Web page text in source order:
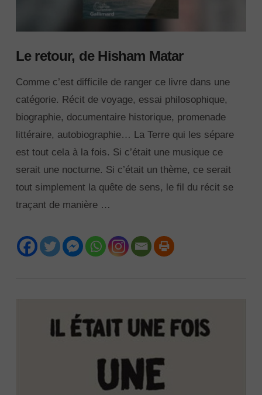
VIEW POST
Le retour, de Hisham Matar
Comme c’est difficile de ranger ce livre dans une
catégorie. Récit de voyage, essai philosophique,
biographie, documentaire historique, promenade
littéraire, autobiographie… La Terre qui les sépare
est tout cela à la fois. Si c’était une musique ce
serait une nocturne. Si c’était un thème, ce serait
tout simplement la quête de sens, le fil du récit se
traçant de manière …